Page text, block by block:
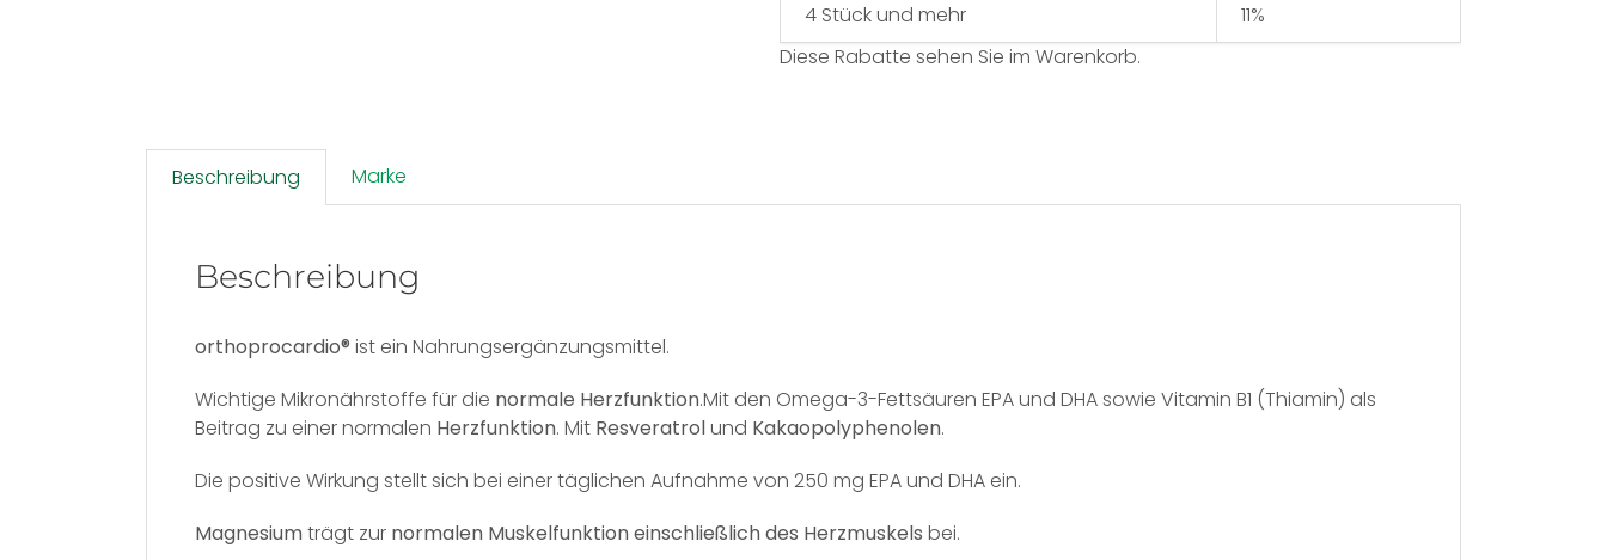
4 Stück und mehr
11%
Diese Rabatte sehen Sie im Warenkorb.
Beschreibung Marke
Beschreibung
orthoprocardio® ist ein Nahrungsergänzungsmittel.
Wichtige Mikronährstoffe für die normale Herzfunktion.Mit den Omega-3-Fettsäuren EPA und DHA sowie Vitamin B1 (Thiamin) als
Beitrag zu einer normalen Herzfunktion. Mit Resveratrolund Kakaopolyphenolen.
Die positive Wirkung stellt sich bei einer täglichen Aufnahme von 250 mg EPA und DHA ein.
Magnesiumträgt zur normalen Muskelfunktion einschließlich des Herzmuskels bei.